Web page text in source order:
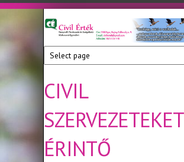
Ugrás a tartalomra
Civil
Érték
Nonprofit
Tanácsadó
és
Közhasznú
CIVIL
SZERVEZETEKET
ÉRINTŐ